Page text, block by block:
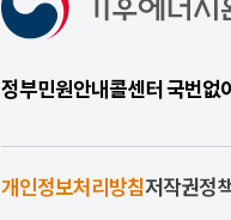
정부민원안내콜센터 국번
개인정보처리방침저작권정